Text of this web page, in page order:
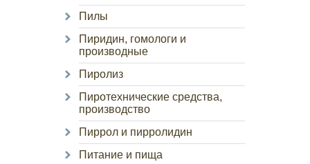
Пилы
Пиридин, гомологи и
производные
Пиролиз
Пиротехнические средства,
производство
Пиррол и пирролидин
Питание и пища